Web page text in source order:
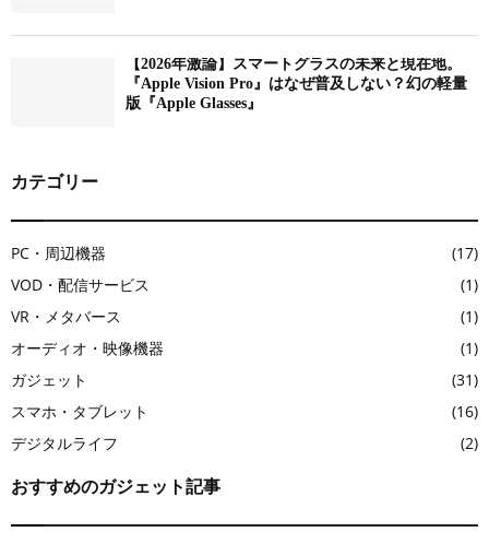
【2026年激論】スマートグラスの未来と現在地。
『Apple Vision Pro』はなぜ普及しない？幻の軽量
版『Apple Glasses』
カテゴリー
PC・周辺機器
(17)
VOD・配信サービス
(1)
VR・メタバース
(1)
オーディオ・映像機器
(1)
ガジェット
(31)
スマホ・タブレット
(16)
デジタルライフ
(2)
おすすめのガジェット記事